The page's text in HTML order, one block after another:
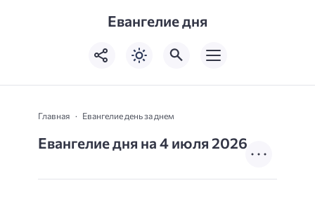
Евангелие дня
Главная Евангелие день за днем
Евангелие дня на 4 июля 2026